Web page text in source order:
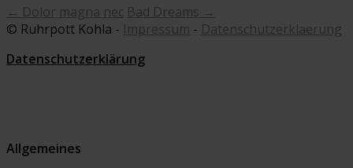
← Dolor magna nec Bad Dreams →
© Ruhrpott Kohla - Impressum - Datenschutzerklaerung
Datenschutzerklärung
Allgemeines